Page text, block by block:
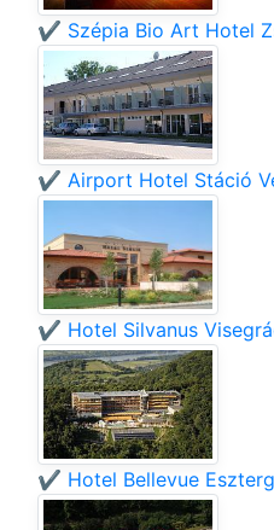
✔️ Szépia Bio Art Hotel
✔️ Airport Hotel Stáció
✔️ Hotel Silvanus
✔️ Hotel Bellevue